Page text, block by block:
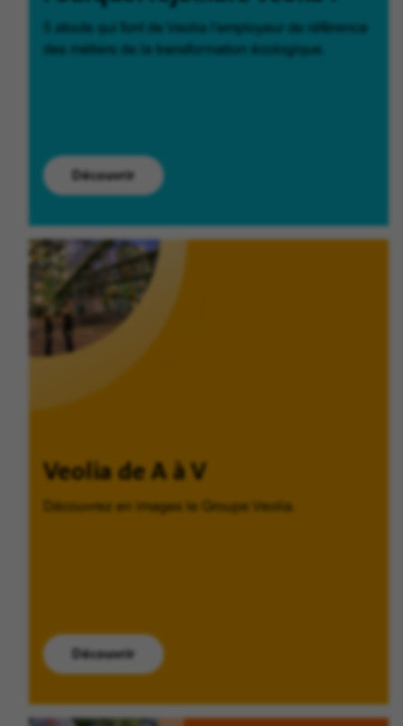
Découvrir
Veolia de A à V
Découvrez en images le Groupe Veolia.
Découvrir